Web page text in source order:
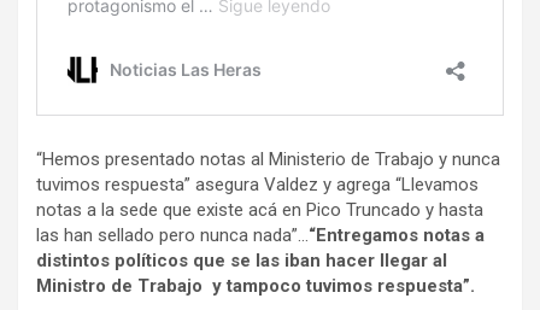
“Hemos presentado notas al Ministerio de Trabajo y nunca
tuvimos respuesta” asegura Valdez y agrega “Llevamos
notas a la sede que existe acá en Pico Truncado y hasta
las han sellado pero nunca nada”…“Entregamos notas a
distintos políticos que se las iban hacer llegar al
Ministro de Trabajo y tampoco tuvimos respuesta”.